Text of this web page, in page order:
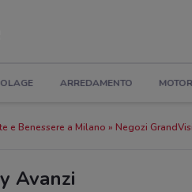
ARREDAMENTO
e Benessere a Milano Negozi
Avanzi